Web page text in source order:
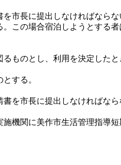
市長に提出しなければならな
この場合宿泊しようとする者
ものとし、利用を決定したと
する。
を市長に提出しなければなら
機関に美作市生活管理指導短